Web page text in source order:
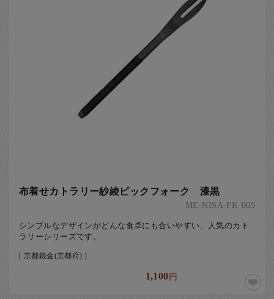
布着せカトラリー紗綾ピックフォーク 漆黒
ME-NISA-FK-005
シンプルなデザインがどんな食卓にも合いやすい、人気のカト
ラリーシリーズです。
[ 京都鍛金(京都府) ]
1,100円